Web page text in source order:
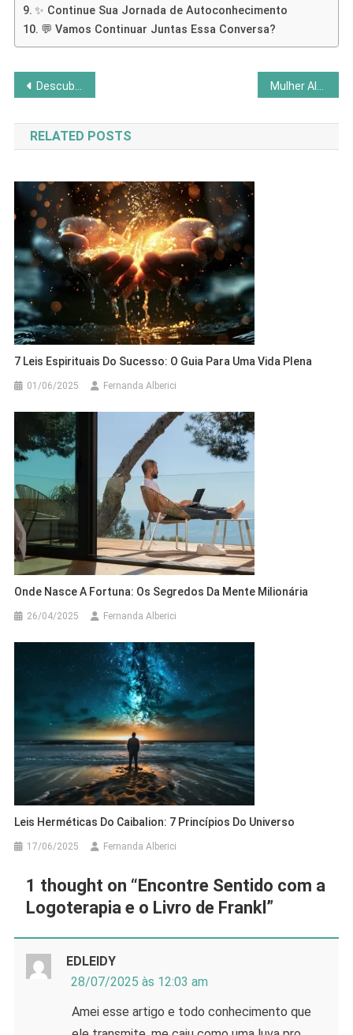
✨ Continue Sua Jornada de Autoconhecimento
💬 Vamos Continuar Juntas Essa Conversa?
Navegação
de
Post
Descubra o Que Te Torna Mais Forte Mulher Alfa vs. Mulher Sábia: Qual Arquétipo Você Está Vivendo?
RELATED POSTS
7 Leis Espirituais Do Sucesso: O Guia Para Uma Vida Plena
01/06/2025 Fernanda Alberici
Onde Nasce A Fortuna: Os Segredos Da Mente Milionária
26/04/2025 Fernanda Alberici
Leis Herméticas Do Caibalion: 7 Princípios Do Universo
17/06/2025 Fernanda Alberici
1 thought on “ Encontre Sentido com a
Logoterapia e o Livro de Frankl ”
EDLEIDY
28/07/2025 às 12:03 am
Amei esse artigo e todo conhecimento que